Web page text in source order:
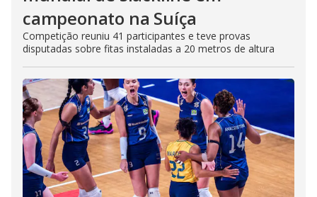
campeonato na Suíça
Competição reuniu 41 participantes e teve provas
disputadas sobre fitas instaladas a 20 metros de altura